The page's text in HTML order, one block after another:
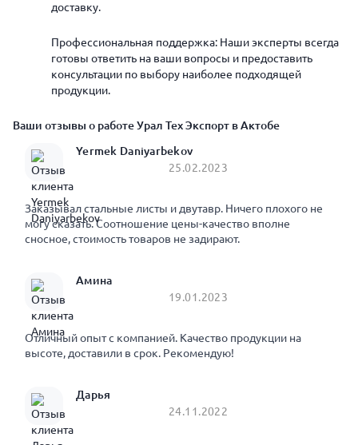
доставку.
Профессиональная поддержка: Наши эксперты всегда
готовы ответить на ваши вопросы и предоставить
консультации по выбору наиболее подходящей
продукции.
Ваши отзывы о работе Урал Тех Экспорт в Актобе
Yermek Daniyarbekov
25.02.2023
Заказывал стальные листы и двутавр. Ничего плохого не
могу сказать. Соотношение цены-качество вполне
сносное, стоимость товаров не задирают.
Амина
19.01.2023
Отличный опыт с компанией. Качество продукции на
высоте, доставили в срок. Рекомендую!
Дарья
24.11.2022